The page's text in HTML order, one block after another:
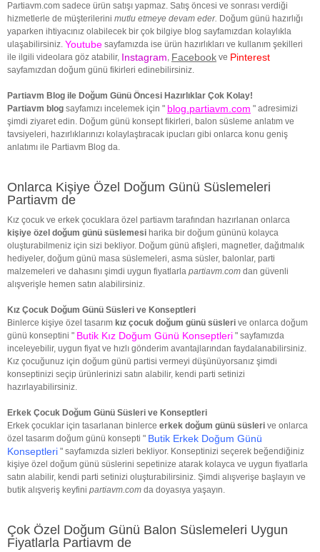
Partiavm.com sadece ürün satışı yapmaz. Satış öncesi ve sonrası verdiği
hizmetlerle de müşterilerini mutlu etmeye devam eder. Doğum günü hazırlığı
yaparken ihtiyacınız olabilecek bir çok bilgiye blog sayfamızdan kolaylıkla
ulaşabilirsiniz. Youtube sayfamızda ise ürün hazırlıkları ve kullanım şekilleri
ile ilgili videolara göz atabilir, Instagram, Facebook ve Pinterest
sayfamızdan doğum günü fikirleri edinebilirsiniz.
Partiavm Blog ile Doğum Günü Öncesi Hazırlıklar Çok Kolay!
Partiavm blog sayfamızı incelemek için " blog.partiavm.com " adresimizi
şimdi ziyaret edin. Doğum günü konsept fikirleri, balon süsleme anlatım ve
tavsiyeleri, hazırlıklarınızı kolaylaştıracak ipucları gibi onlarca konu geniş
anlatımı ile Partiavm Blog da.
Onlarca Kişiye Özel Doğum Günü Süslemeleri
Partiavm de
Kız çocuk ve erkek çocuklara özel partiavm tarafından hazırlanan onlarca
kişiye özel doğum günü süslemesi harika bir doğum gününü kolayca
oluşturabilmeniz için sizi bekliyor. Doğum günü afişleri, magnetler, dağıtmalık
hediyeler, doğum günü masa süslemeleri, asma süsler, balonlar, parti
malzemeleri ve dahasını şimdi uygun fiyatlarla partiavm.com dan güvenli
alışverişle hemen satın alabilirsiniz.
Kız Çocuk Doğum Günü Süsleri ve Konseptleri
Binlerce kişiye özel tasarım kız çocuk doğum günü süsleri ve onlarca doğum
günü konseptini " Butik Kız Doğum Günü Konseptleri " sayfamızda
inceleyebilir, uygun fiyat ve hızlı gönderim avantajlarından faydalanabilirsiniz.
Kız çocuğunuz için doğum günü partisi vermeyi düşünüyorsanız şimdi
konseptinizi seçip ürünlerinizi satın alabilir, kendi parti setinizi
hazırlayabilirsiniz.
Erkek Çocuk Doğum Günü Süsleri ve Konseptleri
Erkek çocuklar için tasarlanan binlerce erkek doğum günü süsleri ve onlarca
özel tasarım doğum günü konsepti " Butik Erkek Doğum Günü
Konseptleri " sayfamızda sizleri bekliyor. Konseptinizi seçerek beğendiğiniz
kişiye özel doğum günü süslerini sepetinize atarak kolayca ve uygun fiyatlarla
satın alabilir, kendi parti setinizi oluşturabilirsiniz. Şimdi alışverişe başlayın ve
butik alışveriş keyfini partiavm.com da doyasıya yaşayın.
Çok Özel Doğum Günü Balon Süslemeleri Uygun
Fiyatlarla Partiavm de